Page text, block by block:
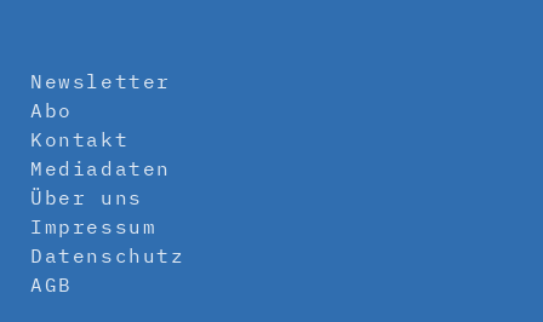
Newsletter
Abo
Kontakt
Mediadaten
Über uns
Impressum
Datenschutz
AGB